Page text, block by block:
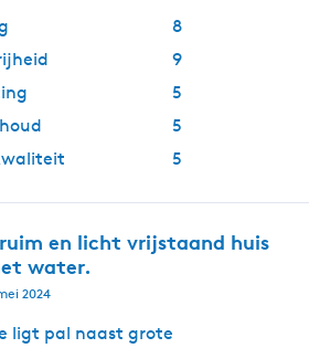
8
9
5
5
5
en licht vrijstaand huis
water.
2024
ligt pal naast grote